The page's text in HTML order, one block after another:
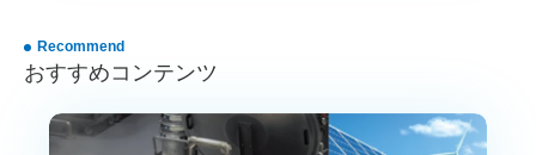
Recommend
おすすめコンテンツ